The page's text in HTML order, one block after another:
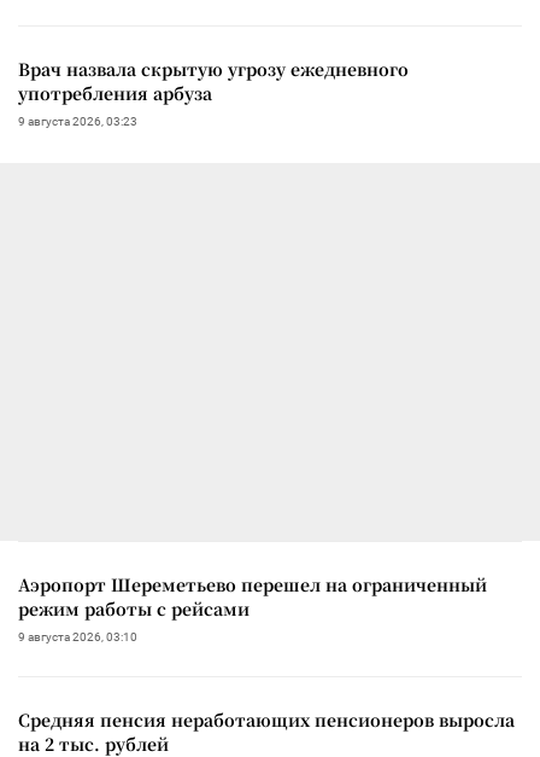
Врач назвала скрытую угрозу ежедневного
употребления арбуза
9 августа 2026, 03:23
Аэропорт Шереметьево перешел на ограниченный
режим работы с рейсами
9 августа 2026, 03:10
Средняя пенсия неработающих пенсионеров выросла
на 2 тыс. рублей